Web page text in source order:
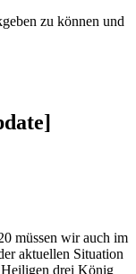
zu können und
müssen wir auch im
aktuellen Situation
Heiligen drei König